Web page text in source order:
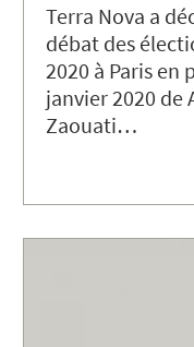
Terra Nova a
débat des
2020 à Paris
janvier 2020 de
Zaouati…